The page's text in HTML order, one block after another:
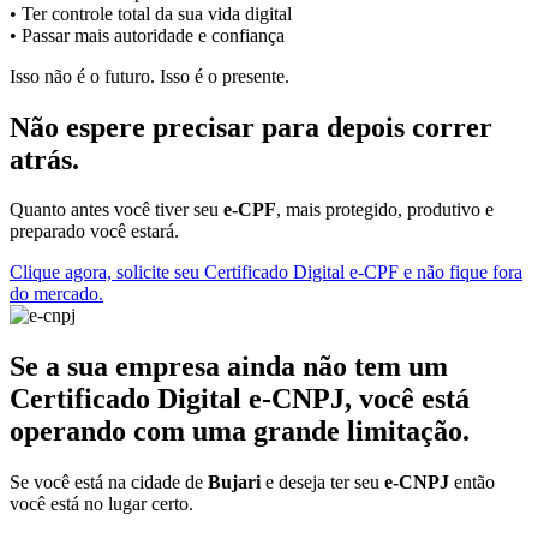
• Ter controle total da sua vida digital
• Passar mais autoridade e confiança
Isso não é o futuro. Isso é o presente.
Não espere precisar para depois correr
atrás.
Quanto antes você tiver seu e-CPF, mais protegido, produtivo e
preparado você estará.
Clique agora, solicite seu Certificado Digital e-CPF e não fique fora
do mercado.
Se a sua empresa ainda não tem um
Certificado Digital e-CNPJ, você está
operando com uma grande limitação.
Se você está na cidade de Bujari e deseja ter seu e-CNPJ então
você está no lugar certo.